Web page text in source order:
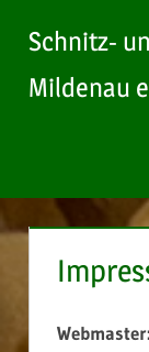
Inhalt
springen
Schnitz-
Mildenau
Webmaster: